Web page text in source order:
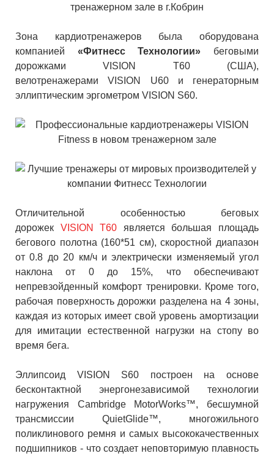
Зона кардиотренажеров была оборудована
компанией «Фитнесс Технологии» беговыми
дорожками VISION Т60 (США),
велотренажерами VISION U60 и генераторным
эллиптическим эргометром VISION S60.
Отличительной особенностью беговых
дорожек VISION Т60 является большая площадь
бегового полотна (160*51 см), скоростной диапазон
от 0.8 до 20 км/ч и электрически изменяемый угол
наклона от 0 до 15%, что обеспечивают
непревзойденный комфорт тренировки. Кроме того,
рабочая поверхность дорожки разделена на 4 зоны,
каждая из которых имеет свой уровень амортизации
для имитации естественной нагрузки на стопу во
время бега.
Эллипсоид VISION S60 построен на основе
бесконтактной энергонезависимой технологии
нагружения Cambridge MotorWorks™, бесшумной
трансмиссии QuietGlide™, многожильного
поликлинового ремня и самых высококачественных
подшипников - что создает неповторимую плавность